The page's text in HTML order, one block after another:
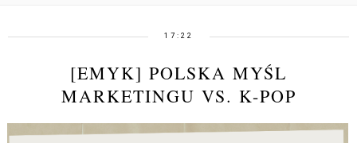
17:22
[EMYK] POLSKA MYŚL
MARKETINGU VS. K-POP